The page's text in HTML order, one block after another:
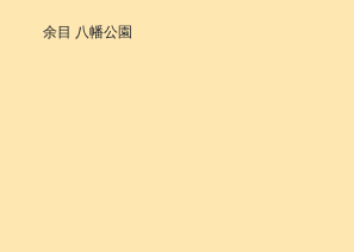
余目 八幡公園